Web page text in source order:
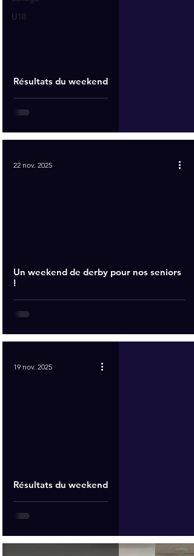
U18
Résultats du weekend
Un weekend de derby pour nos seniors
!
22 nov. 2025
Résultats du weekend
19 nov. 2025